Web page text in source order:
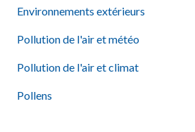
Environnements extérieurs
Pollution de l'air et météo
Pollution de l'air et climat
Pollens